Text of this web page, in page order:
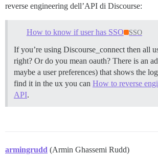
reverse engineering dell’API di Discourse:
How to know if user has SSO SSO
If you’re using Discourse_connect then all
right? Or do you mean oauth? There is an
maybe a user preferences) that shows the
find it in the ux you can How to reverse
API.
armingrudd (Armin Ghassemi Rudd)